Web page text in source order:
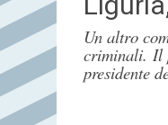
Un altro
criminali. Il
presidente